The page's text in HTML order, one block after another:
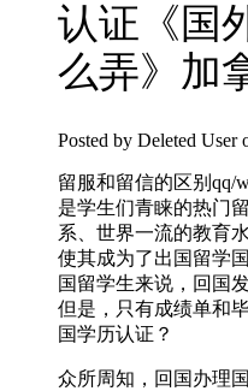
认证《国
么弄》加
Posted by Deleted User
留服和留信的区别qq/
是学生们青睐的热门
系、世界一流的教育
使其成为了出国留学
国留学生来说，回国
但是，只有成绩单和
国学历认证？
众所周知，回国办理